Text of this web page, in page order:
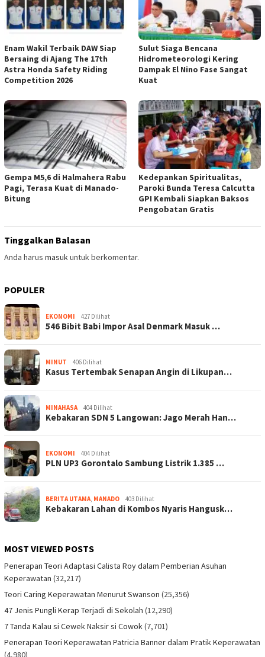
Enam Wakil Terbaik DAW Siap
Bersaing di Ajang The 17th
Astra Honda Safety Riding
Competition 2026
Sulut Siaga Bencana
Hidrometeorologi Kering
Dampak El Nino Fase Sangat
Kuat
Gempa M5,6 di Halmahera Rabu
Pagi, Terasa Kuat di Manado-
Bitung
Kedepankan Spiritualitas,
Paroki Bunda Teresa Calcutta
GPI Kembali Siapkan Baksos
Pengobatan Gratis
Tinggalkan Balasan
Anda harus masukuntuk berkomentar.
POPULER
EKONOMI 427 Dilihat
546 Bibit Babi Impor Asal Denmark Masuk …
MINUT 406 Dilihat
Kasus Tertembak Senapan Angin di Likupan…
MINAHASA 404 Dilihat
Kebakaran SDN 5 Langowan: Jago Merah Han…
EKONOMI 404 Dilihat
PLN UP3 Gorontalo Sambung Listrik 1.385 …
BERITA UTAMA MANADO 403 Dilihat
Kebakaran Lahan di Kombos Nyaris Hangusk…
MOST VIEWED POSTS
Penerapan Teori Adaptasi Calista Roy dalam Pemberian Asuhan
Keperawatan (32,217)
Teori Caring Keperawatan Menurut Swanson (25,356)
47 Jenis Pungli Kerap Terjadi di Sekolah (12,290)
7 Tanda Kalau si Cewek Naksir si Cowok(7,701)
Penerapan Teori Keperawatan Patricia Banner dalam Pratik Keperawatan
(4,980)